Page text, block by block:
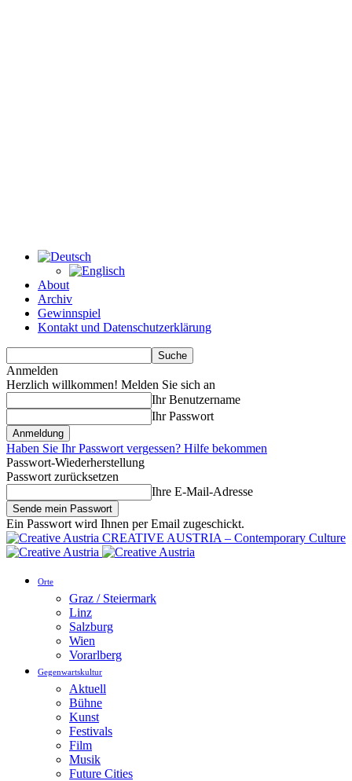
About
Archiv
Gewinnspiel
Kontakt und Datenschutzerklärung
Anmelden
Herzlich willkommen! Melden Sie sich an
Ihr Benutzername
Ihr Passwort
Haben Sie Ihr Passwort vergessen? Hilfe bekommen
Passwort-Wiederherstellung
Passwort zurücksetzen
Ihre E-Mail-Adresse
Ein Passwort wird Ihnen per Email zugeschickt.
CREATIVE AUSTRIA – Contemporary Culture
Orte
Graz / Steiermark
Linz
Salzburg
Wien
Vorarlberg
Gegenwartskultur
Aktuell
Bühne
Kunst
Festivals
Film
Musik
Future Cities